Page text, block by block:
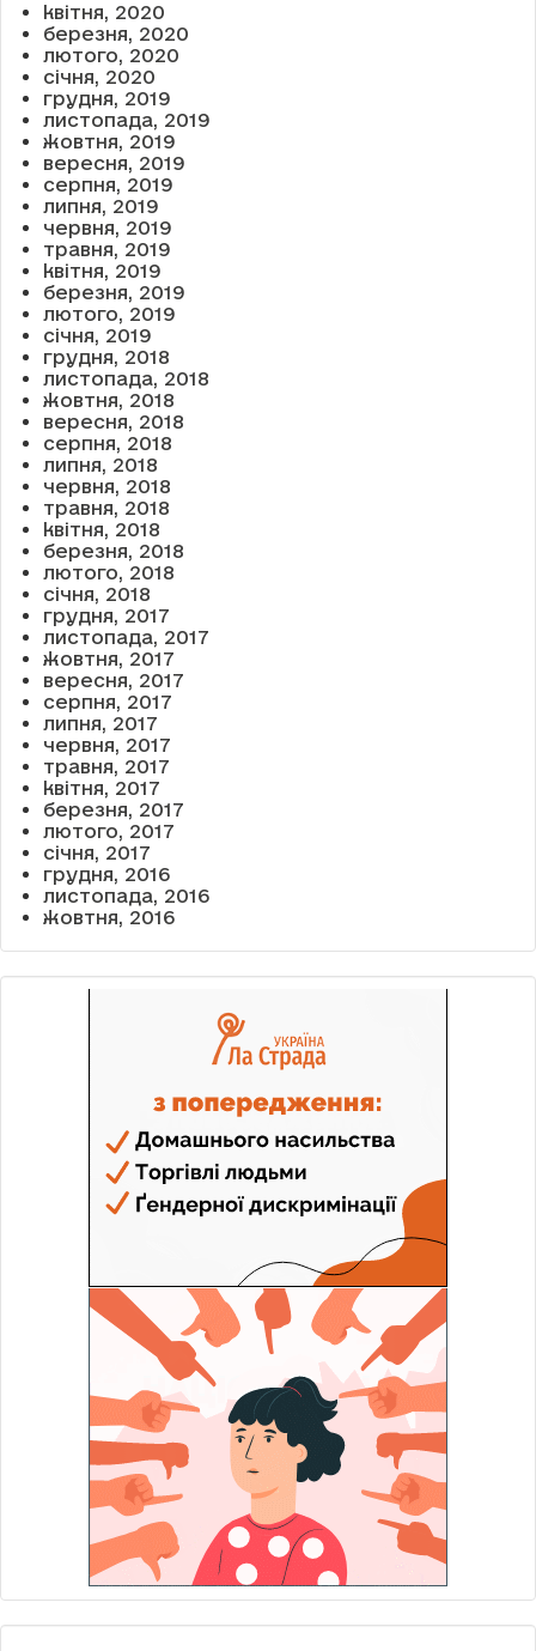
квітня, 2020
березня, 2020
лютого, 2020
січня, 2020
грудня, 2019
листопада, 2019
жовтня, 2019
вересня, 2019
серпня, 2019
липня, 2019
червня, 2019
травня, 2019
квітня, 2019
березня, 2019
лютого, 2019
січня, 2019
грудня, 2018
листопада, 2018
жовтня, 2018
вересня, 2018
серпня, 2018
липня, 2018
червня, 2018
травня, 2018
квітня, 2018
березня, 2018
лютого, 2018
січня, 2018
грудня, 2017
листопада, 2017
жовтня, 2017
вересня, 2017
серпня, 2017
липня, 2017
червня, 2017
травня, 2017
квітня, 2017
березня, 2017
лютого, 2017
січня, 2017
грудня, 2016
листопада, 2016
жовтня, 2016